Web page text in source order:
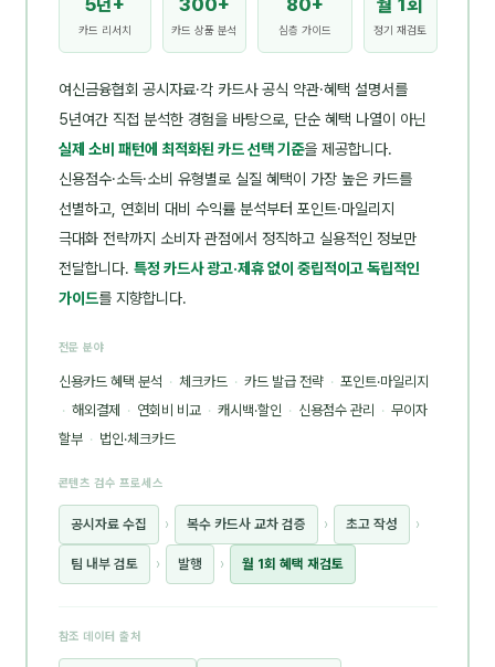
5년+
카드 리서치
300+
카드 상품 분석
80+
심층 가이드
월 1회
정기 재검토
여신금융협회 공시자료·각 카드사 공식 약관·혜택 설명서를
5년여간 직접 분석한 경험을 바탕으로, 단순 혜택 나열이 아닌
실제 소비 패턴에 최적화된 카드 선택 기준을 제공합니다.
신용점수·소득·소비 유형별로 실질 혜택이 가장 높은 카드를
선별하고, 연회비 대비 수익률 분석부터 포인트·마일리지
극대화 전략까지 소비자 관점에서 정직하고 실용적인 정보만
전달합니다. 특정 카드사 광고·제휴 없이 중립적이고 독립적인
가이드를 지향합니다.
전문 분야
신용카드 혜택 분석 · 체크카드 · 카드 발급 전략 · 포인트·마일리지
· 해외결제 · 연회비 비교 · 캐시백·할인 · 신용점수 관리 · 무이자
할부 · 법인·체크카드
콘텐츠 검수 프로세스
공시자료 수집 › 복수 카드사 교차 검증 › 초고 작성 ›
팀 내부 검토 › 발행 › 월 1회 혜택 재검토
참조 데이터 출처